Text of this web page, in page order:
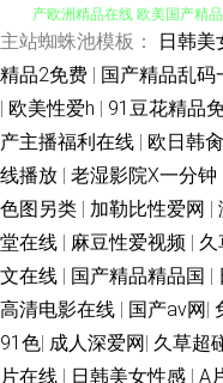
国产专区国产 久九久九久 女
一区二区 日韩美欧 爱爱精品
妖后入 韩国有码91 麻豆成人
利久久香蕉 阿V不卡的在线视
色片子免费看的视频 69国产
视频 桃色色网址 人妖女同 91
二区 91艹com 日韩无码人妻
91中文网在线 蜜桃视频在玩
美女做91 性生活黄色片图片
www中文字幕 91狼友聚导航
国产精品久久精 狼人伊人aV
国产专区国产 久九久九久 女
主站蜘蛛池模板： 日韩美
精品2免费 | 国产精品乱码
| 欧美性爱h | 91豆花精品
产主播福利在线 | 欧日韩
线播放 | 老湿影院X一分钟
色图另类 | 加勒比性爱网 |
堂在线 | 麻豆性爱视频 | 久
文在线 | 国产精品精品国 |
高清电影在线 | 国产av网|
91色| 成人深爱网| 久草超
片在线 | 日韩美女性感 | A